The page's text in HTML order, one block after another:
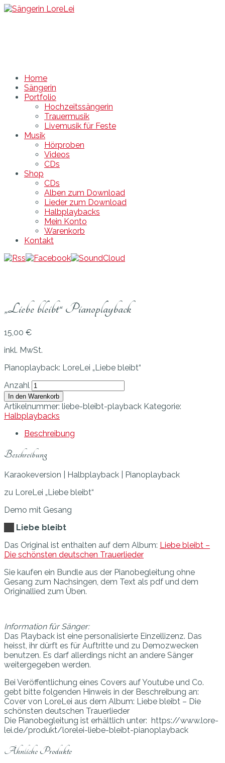
Home
Sängerin
Portfolio
Hochzeitssängerin
Trauermusik
Livemusik für Feste
Musik
Hörproben
Videos
CDs
Shop
CDs
Alben zum Download
Lieder zum Download
Halbplaybacks
Mein Konto
Warenkorb
Kontakt
„Liebe bleibt“ Pianoplayback
15,00 €
inkl. MwSt.
Pianoplayback: LoreLei „Liebe bleibt“
Anzahl
In den Warenkorb
Artikelnummer: liebe-bleibt-playback Kategorie:
Halbplaybacks
Beschreibung
Beschreibung
Karaokeversion | Halbplayback | Pianoplayback
zu LoreLei „Liebe bleibt“
Demo mit Gesang
Liebe bleibt
Das Original ist enthalten auf dem Album: Liebe bleibt –
Die schönsten deutschen Trauerlieder
Sie kaufen ein Bundle aus der Pianobegleitung ohne
Gesang zum Nachsingen, dem Text als pdf und dem
Originallied zum Üben.
Information für Sänger:
Das Playback ist eine personalisierte Einzellizenz. Das
heisst, ihr dürft es für Auftritte und zu Demozwecken
benutzen. Es darf allerdings nicht an andere Sänger
weitergegeben werden.
Bei Veröffentlichung eines Covers auf Youtube und Co.
gebt bitte folgenden Hinweis in der Beschreibung an:
Cover von LoreLei aus dem Album: Liebe bleibt – Die
schönsten deutschen Trauerlieder
Die Pianobegleitung ist erhältlich unter: https://www.lore-
lei.de/produkt/lorelei-liebe-bleibt-pianoplayback
Ähnliche Produkte